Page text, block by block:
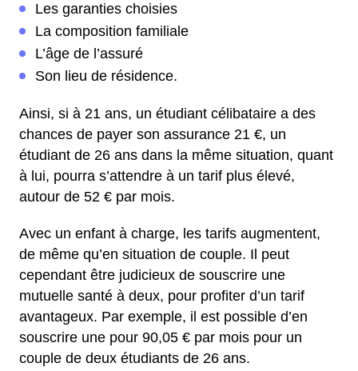
Les garanties choisies
La composition familiale
L’âge de l’assuré
Son lieu de résidence.
Ainsi, si à 21 ans, un étudiant célibataire a des
chances de payer son assurance 21 €, un
étudiant de 26 ans dans la même situation, quant
à lui, pourra s’attendre à un tarif plus élevé,
autour de 52 € par mois.
Avec un enfant à charge, les tarifs augmentent,
de même qu’en situation de couple. Il peut
cependant être judicieux de souscrire une
mutuelle santé à deux, pour profiter d’un tarif
avantageux. Par exemple, il est possible d’en
souscrire une pour 90,05 € par mois pour un
couple de deux étudiants de 26 ans.